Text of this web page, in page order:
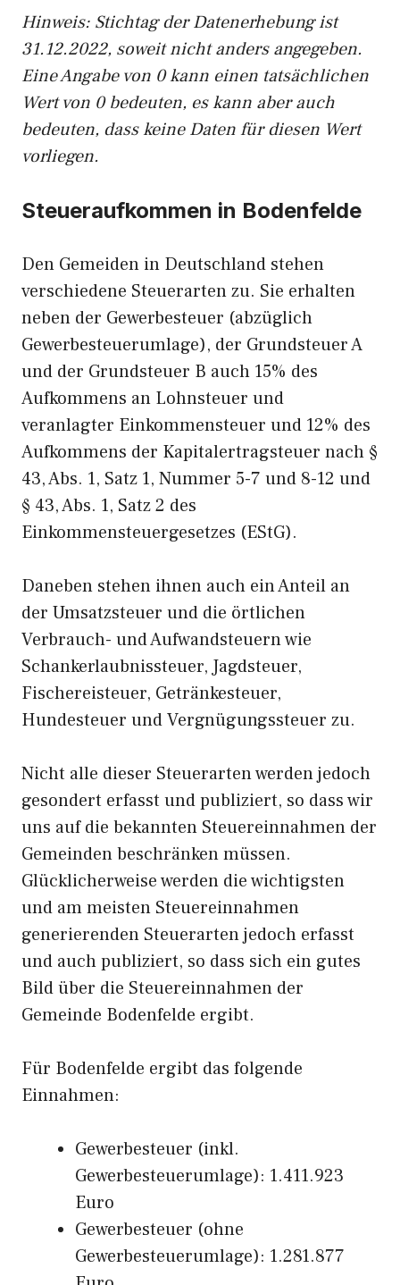
Hinweis: Stichtag der Datenerhebung ist
31.12.2022, soweit nicht anders angegeben.
Eine Angabe von 0 kann einen tatsächlichen
Wert von 0 bedeuten, es kann aber auch
bedeuten, dass keine Daten für diesen Wert
vorliegen.
Steueraufkommen in Bodenfelde
Den Gemeiden in Deutschland stehen
verschiedene Steuerarten zu. Sie erhalten
neben der Gewerbesteuer (abzüglich
Gewerbesteuerumlage), der Grundsteuer A
und der Grundsteuer B auch 15% des
Aufkommens an Lohnsteuer und
veranlagter Einkommensteuer und 12% des
Aufkommens der Kapitalertragsteuer nach §
43, Abs. 1, Satz 1, Nummer 5-7 und 8-12 und
§ 43, Abs. 1, Satz 2 des
Einkommensteuergesetzes (EStG).
Daneben stehen ihnen auch ein Anteil an
der Umsatzsteuer und die örtlichen
Verbrauch- und Aufwandsteuern wie
Schankerlaubnissteuer, Jagdsteuer,
Fischereisteuer, Getränkesteuer,
Hundesteuer und Vergnügungssteuer zu.
Nicht alle dieser Steuerarten werden jedoch
gesondert erfasst und publiziert, so dass wir
uns auf die bekannten Steuereinnahmen der
Gemeinden beschränken müssen.
Glücklicherweise werden die wichtigsten
und am meisten Steuereinnahmen
generierenden Steuerarten jedoch erfasst
und auch publiziert, so dass sich ein gutes
Bild über die Steuereinnahmen der
Gemeinde Bodenfelde ergibt.
Für Bodenfelde ergibt das folgende
Einnahmen:
Gewerbesteuer (inkl.
Gewerbesteuerumlage): 1.411.923
Euro
Gewerbesteuer (ohne
Gewerbesteuerumlage): 1.281.877